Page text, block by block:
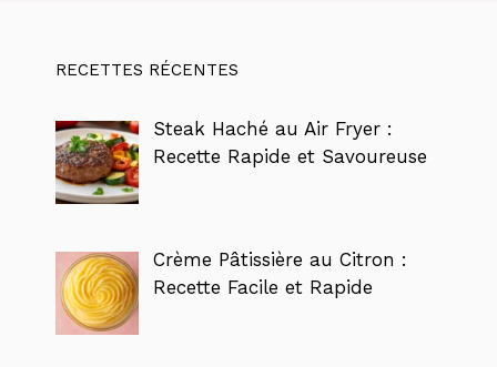
RECETTES RÉCENTES
Steak Haché au Air Fryer :
Recette Rapide et Savoureuse
Crème Pâtissière au Citron :
Recette Facile et Rapide